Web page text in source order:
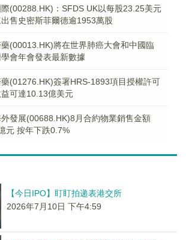
(00288.HK)：SFDS UK以每股23.25美元
售史密斯菲爾德逾1953萬股
(00013.HK)將在世界肺癌大會和中國臨
學會年會發表最新數據
(01276.HK)簽署HRS-1893項目授權許可
可達10.13億美元
發展(00688.HK)8月合約物業銷售金額
元 按年下跌0.7%
【今日IPO】盯盯拍递表港交所
2026年7月10日 下午4:59